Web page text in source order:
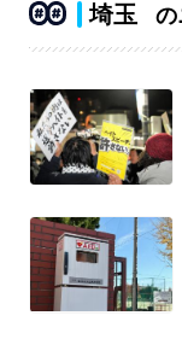
埼玉 の